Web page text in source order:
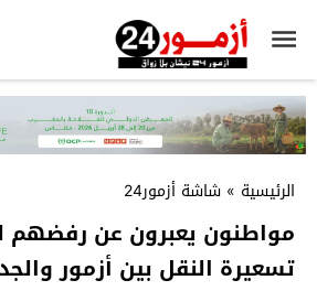
الرئيسية » شاشة أزمور24
مواطنون يعبرون عن رفضهم
تسعيرة النقل بين أزمور